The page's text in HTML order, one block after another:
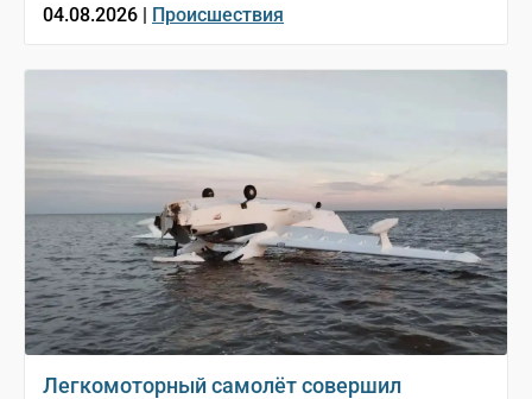
04.08.2026 | Происшествия
Легкомоторный самолёт совершил